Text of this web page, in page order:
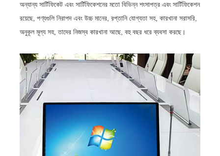
অন্যান্য সার্টিফিকেট এবং সার্টিফিকেশনের মতো বিভিন্ন শংসাপত্র এবং সার্টিফিকেশন
রয়েছে, পণ্যগুলি নিরাপদ এবং উচ্চ মানের, রপ্তানি যোগ্যতা সহ, কারখানা সরাসরি,
অনুকূল মূল্য সহ, তাদের নিজস্ব কারখানা আছে, বহু বছর ধরে ব্যবসা করছে।